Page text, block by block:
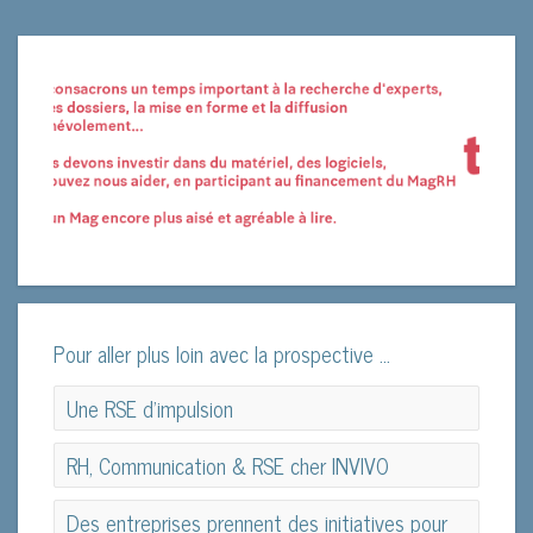
Pour aller plus loin avec la prospective ...
Une RSE d’impulsion
Une RSE d’impulsion
RH, Communication & RSE cher INVIVO
RH, Communication & RSE cher INVIVO
Des entreprises prennent des initiatives pour